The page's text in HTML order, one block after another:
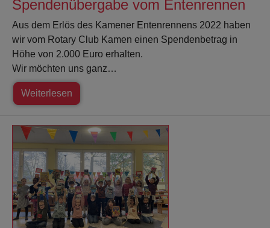
Spendenübergabe vom Entenrennen
Aus dem Erlös des Kamener Entenrennens 2022 haben
wir vom Rotary Club Kamen einen Spendenbetrag in
Höhe von 2.000 Euro erhalten.
Wir möchten uns ganz…
Weiterlesen